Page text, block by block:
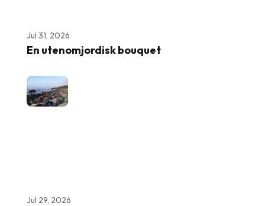
Jul 31, 2026
En utenomjordisk bouquet
Jul 29, 2026